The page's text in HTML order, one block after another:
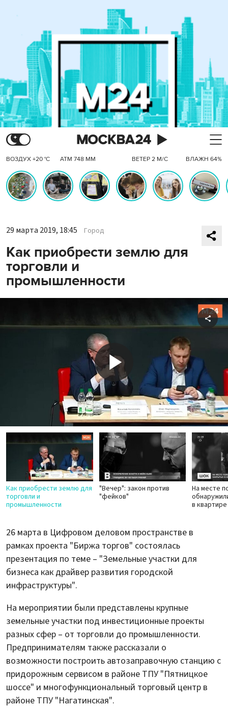
ВОЗДУХ +20 °C АТМ 748 ММ ВЕТЕР 2 М/С ВЛАЖН 64%
29 марта 2019, 18:45 Город
Как приобрести землю для
торговли и
промышленности
Play
Video
Как приобрести землю для
торговли и
промышленности
"Вечер": закон против
"фейков"
На месте
в
26 марта в Цифровом деловом пространстве в
рамках проекта "Биржа торгов" состоялась
презентация по теме – "Земельные участки для
бизнеса как драйвер развития городской
инфраструктуры".
На мероприятии были представлены крупные
земельные участки под инвестиционные проекты
разных сфер – от торговли до промышленности.
Предпринимателям также рассказали о
возможности построить автозаправочную станцию с
придорожным сервисом в районе ТПУ "Пятницкое
шоссе" и многофункциональный торговый центр в
районе ТПУ "Нагатинская".